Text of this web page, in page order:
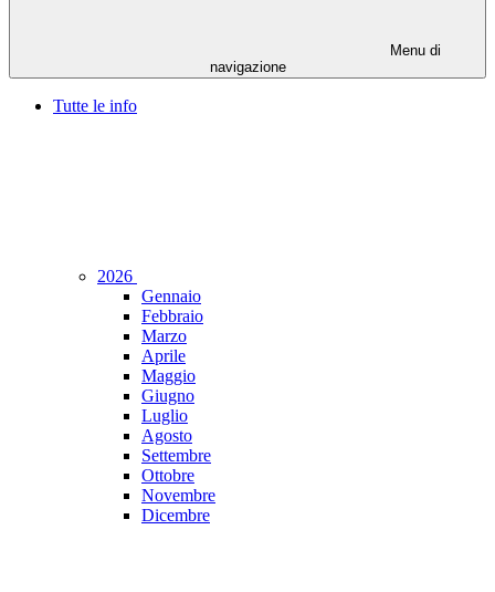
Menu di
navigazione
Tutte le info
2026
Gennaio
Febbraio
Marzo
Aprile
Maggio
Giugno
Luglio
Agosto
Settembre
Ottobre
Novembre
Dicembre